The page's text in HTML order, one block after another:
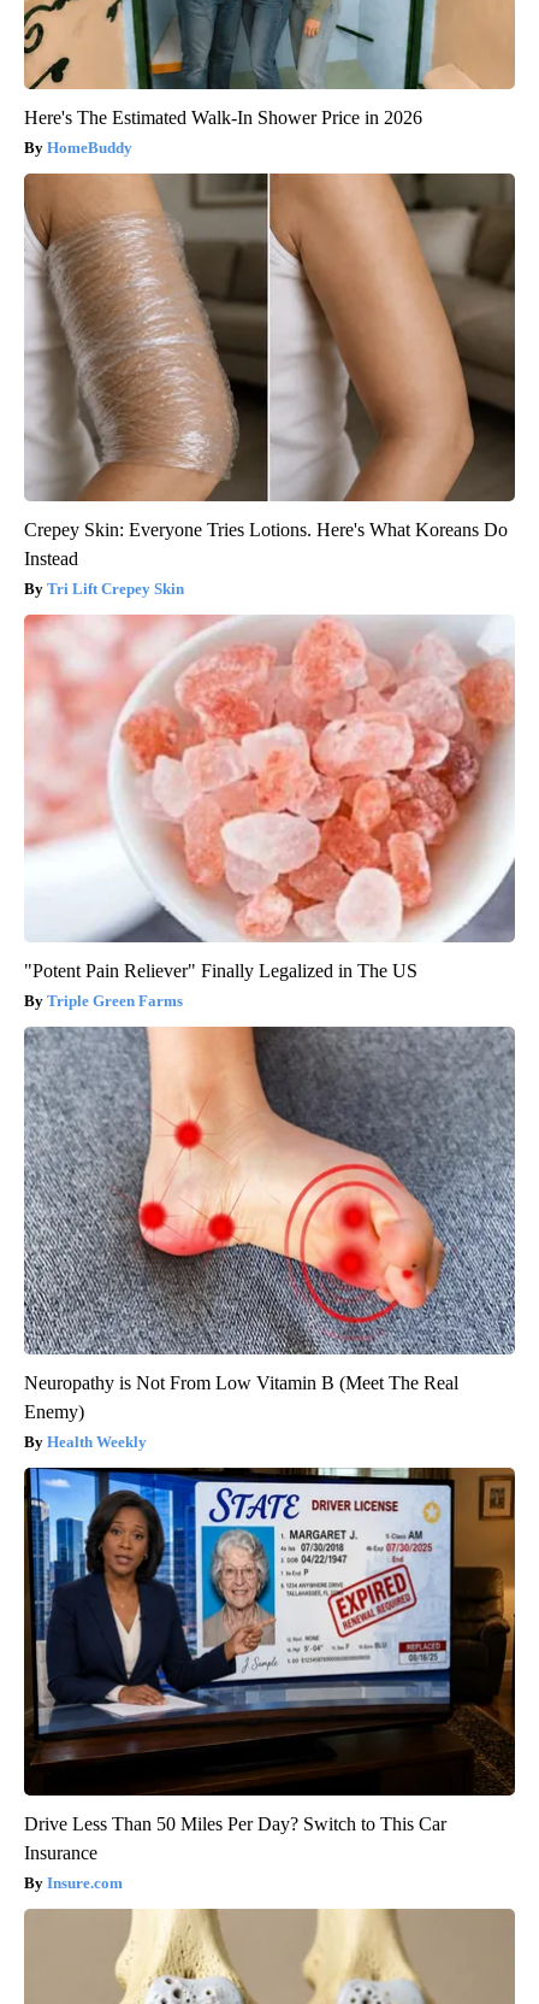
Here's The Estimated Walk-In Shower Price in 2026
HomeBuddy
Crepey Skin: Everyone Tries Lotions. Here's What Koreans Do
Instead
Tri Lift Crepey Skin
"Potent Pain Reliever" Finally Legalized in The US
Triple Green Farms
Neuropathy is Not From Low Vitamin B (Meet The Real
Enemy)
Health Weekly
Drive Less Than 50 Miles Per Day? Switch to This Car
Insurance
Insure.com